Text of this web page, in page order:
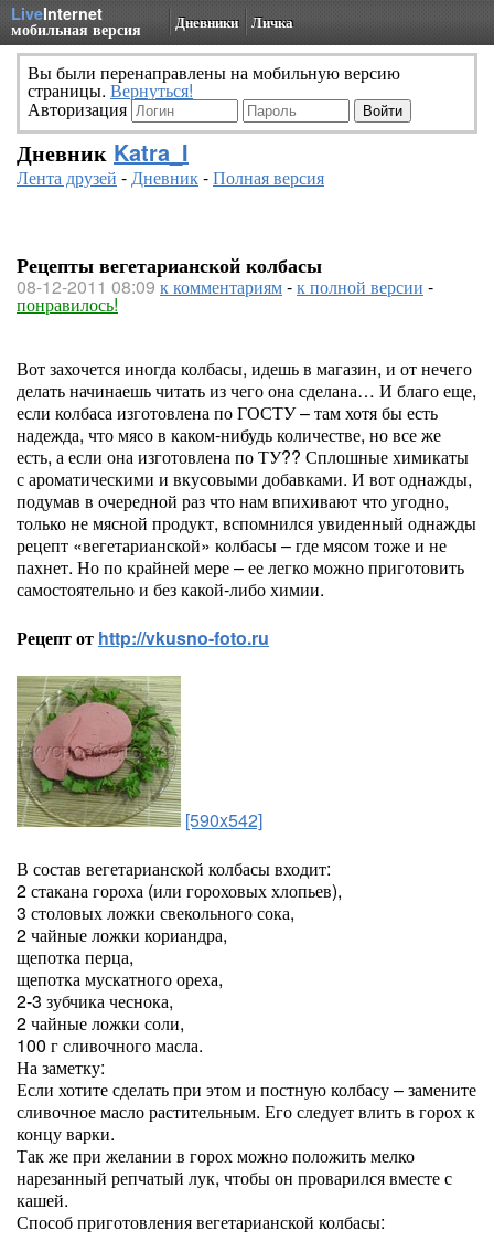
LiveInternet
мобильная версия Дневники Личка
Вы были перенаправлены на мобильную версию
страницы. Вернуться!
Авторизация
Дневник Katra_I
Лента друзей -Дневник-Полная версия
Рецепты вегетарианской колбасы
08-12-2011 08:09 к комментариям-к полной версии -
понравилось!
Вот захочется иногда колбасы, идешь в магазин, и от нечего
делать начинаешь читать из чего она сделана… И благо еще,
если колбаса изготовлена по ГОСТУ – там хотя бы есть
надежда, что мясо в каком-нибудь количестве, но все же
есть, а если она изготовлена по ТУ?? Сплошные химикаты
с ароматическими и вкусовыми добавками. И вот однажды,
подумав в очередной раз что нам впихивают что угодно,
только не мясной продукт, вспомнился увиденный однажды
рецепт «вегетарианской» колбасы – где мясом тоже и не
пахнет. Но по крайней мере – ее легко можно приготовить
самостоятельно и без какой-либо химии.
Рецепт от http://vkusno-foto.ru
[590x542]
В состав вегетарианской колбасы входит:
2 стакана гороха (или гороховых хлопьев),
3 столовых ложки свекольного сока,
2 чайные ложки кориандра,
щепотка перца,
щепотка мускатного ореха,
2-3 зубчика чеснока,
2 чайные ложки соли,
100 г сливочного масла.
На заметку:
Если хотите сделать при этом и постную колбасу – замените
сливочное масло растительным. Его следует влить в горох к
концу варки.
Так же при желании в горох можно положить мелко
нарезанный репчатый лук, чтобы он проварился вместе с
кашей.
Способ приготовления вегетарианской колбасы: